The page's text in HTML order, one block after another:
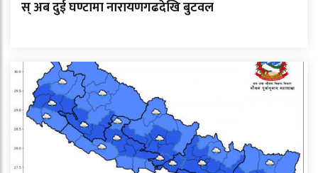
स् अब दुई घण्टामा नारायणगढदेखि बुटवल